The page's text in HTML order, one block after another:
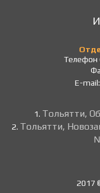
Телефон
E-mail:
1. Тольятти,
2. Тольятти,
2017